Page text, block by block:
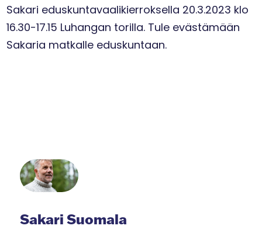
Sakari eduskuntavaalikierroksella 20.3.2023 klo
16.30-17.15 Luhangan torilla. Tule evästämään
Sakaria matkalle eduskuntaan.
Sakari Suomala